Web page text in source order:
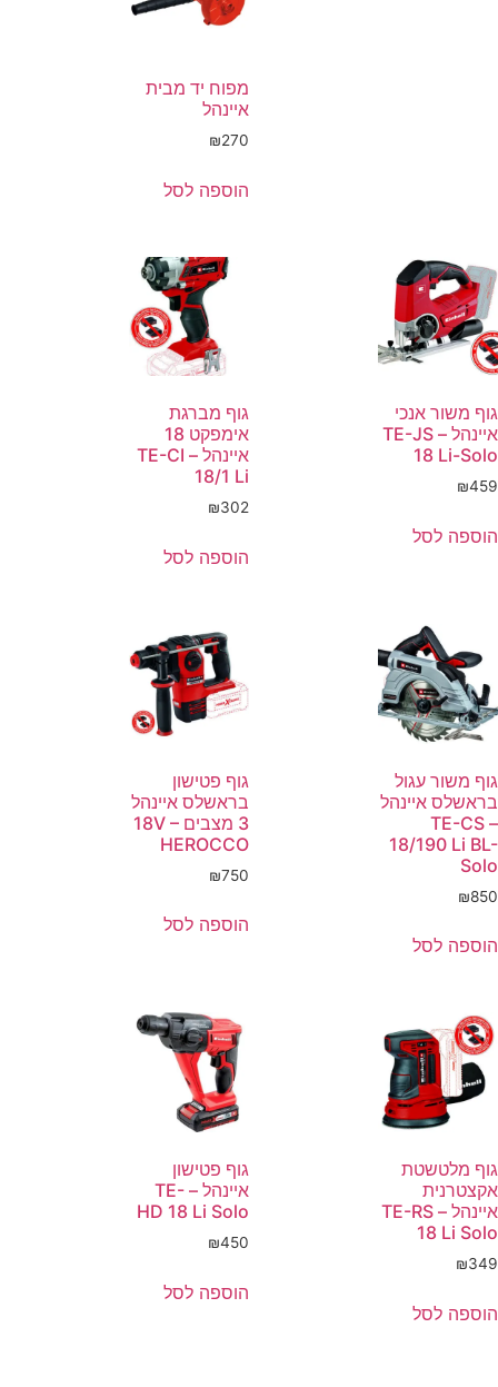
מפוח יד מבית
איינהל
₪270
הוספה לסל
גוף משור אנכי
איינהל – TE-JS
18 Li-Solo
₪459
הוספה לסל
גוף מברגת
אימפקט 18
איינהל – TE-CI
18/1 Li
₪302
הוספה לסל
גוף משור עגול
בראשלס איינהל
– TE-CS
18/190 Li BL-
Solo
₪850
הוספה לסל
גוף פטישון
בראשלס איינהל
3 מצבים 18V –
HEROCCO
₪750
הוספה לסל
גוף מלטשטת
אקצטרנית
איינהל – TE-RS
18 Li Solo
₪349
הוספה לסל
גוף פטישון
איינהל – TE-
HD 18 Li Solo
₪450
הוספה לסל